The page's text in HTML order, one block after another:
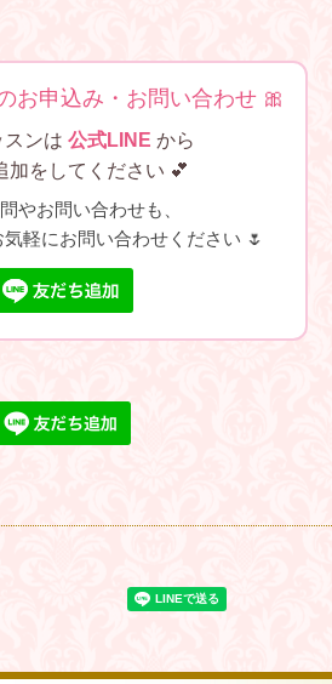
お申込み・お問い合わせ 🎀
ンは 公式LINE から
加をしてください 💕
やお問い合わせも、
軽にお問い合わせください 🌷